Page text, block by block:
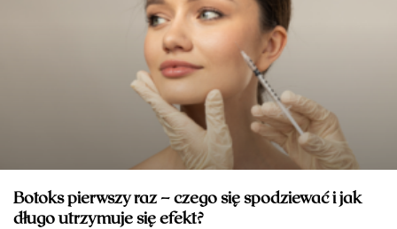
Botoks pierwszy raz – czego się spodziewać i jak
długo utrzymuje się efekt?